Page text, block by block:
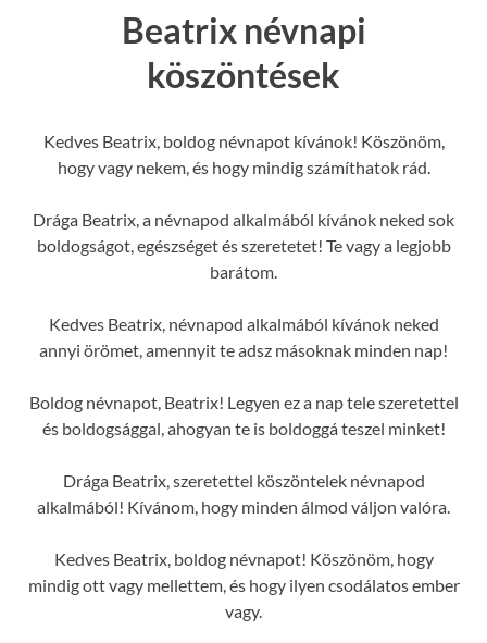
Beatrix névnapi
köszöntések
Kedves Beatrix, boldog névnapot kívánok! Köszönöm,
hogy vagy nekem, és hogy mindig számíthatok rád.
Drága Beatrix, a névnapod alkalmából kívánok neked sok
boldogságot, egészséget és szeretetet! Te vagy a legjobb
barátom.
Kedves Beatrix, névnapod alkalmából kívánok neked
annyi örömet, amennyit te adsz másoknak minden nap!
Boldog névnapot, Beatrix! Legyen ez a nap tele szeretettel
és boldogsággal, ahogyan te is boldoggá teszel minket!
Drága Beatrix, szeretettel köszöntelek névnapod
alkalmából! Kívánom, hogy minden álmod váljon valóra.
Kedves Beatrix, boldog névnapot! Köszönöm, hogy
mindig ott vagy mellettem, és hogy ilyen csodálatos ember
vagy.